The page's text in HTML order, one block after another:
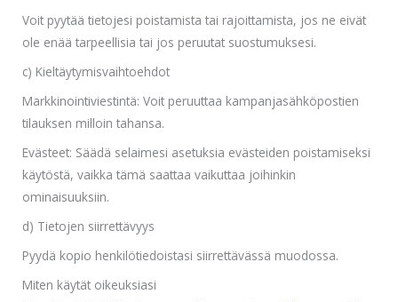
Voit pyytää tietojesi poistamista tai rajoittamista, jos ne eivät
ole enää tarpeellisia tai jos peruutat suostumuksesi.
c) Kieltäytymisvaihtoehdot
Markkinointiviestintä: Voit peruuttaa kampanjasähköpostien
tilauksen milloin tahansa.
Evästeet: Säädä selaimesi asetuksia evästeiden poistamiseksi
käytöstä, vaikka tämä saattaa vaikuttaa joihinkin
ominaisuuksiin.
d) Tietojen siirrettävyys
Pyydä kopio henkilötiedoistasi siirrettävässä muodossa.
Miten käytät oikeuksiasi